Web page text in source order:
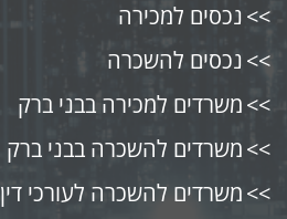
נכסים למכירה
נכסים להשכרה
משרדים למכירה בבני ברק
משרדים להשכרה בבני ברק
משרדים להשכרה לעורכי דין